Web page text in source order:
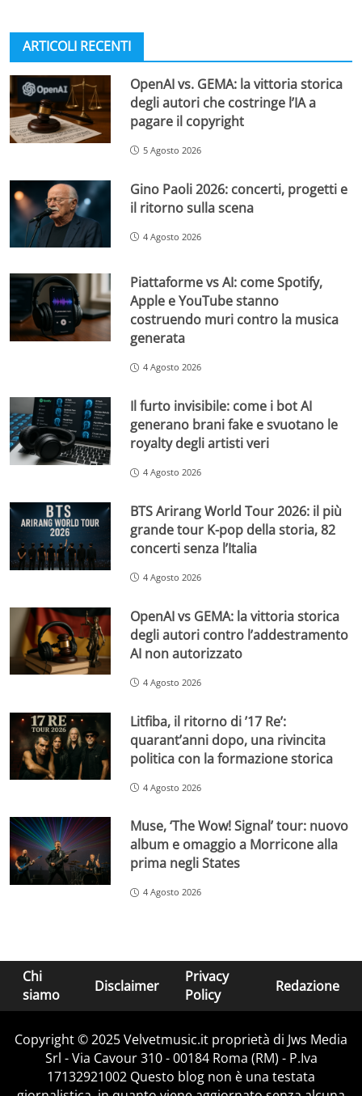
ARTICOLI RECENTI
OpenAI vs. GEMA: la vittoria storica
degli autori che costringe l’IA a
pagare il copyright
5 Agosto 2026
Gino Paoli 2026: concerti, progetti e
il ritorno sulla scena
4 Agosto 2026
Piattaforme vs AI: come Spotify,
Apple e YouTube stanno
costruendo muri contro la musica
generata
4 Agosto 2026
Il furto invisibile: come i bot AI
generano brani fake e svuotano le
royalty degli artisti veri
4 Agosto 2026
BTS Arirang World Tour 2026: il più
grande tour K-pop della storia, 82
concerti senza l’Italia
4 Agosto 2026
OpenAI vs GEMA: la vittoria storica
degli autori contro l’addestramento
AI non autorizzato
4 Agosto 2026
Litfiba, il ritorno di ’17 Re’:
quarant’anni dopo, una rivincita
politica con la formazione storica
4 Agosto 2026
Muse, ‘The Wow! Signal’ tour: nuovo
album e omaggio a Morricone alla
prima negli States
4 Agosto 2026
Chi
siamo
Disclaimer
Privacy
Policy
Redazione
Copyright © 2025 Velvetmusic.it proprietà di Jws Media
Srl - Via Cavour 310 - 00184 Roma (RM) - P.Iva
17132921002 Questo blog non è una testata